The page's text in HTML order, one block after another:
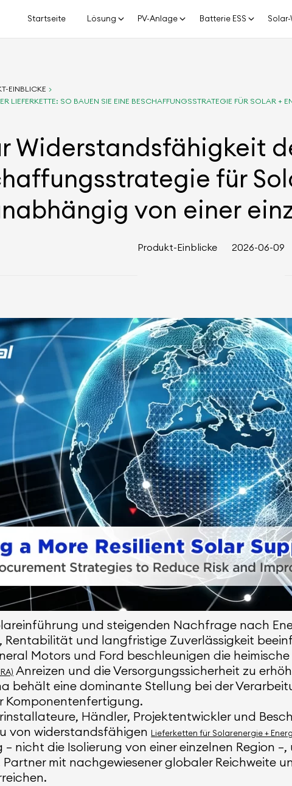
Startseite Lösung PV-Anlage Batterie ESS
EINBLICKE
LIEFERKETTE: SO BAUEN SIE EINE BESCHAFFUNGSSTRATEGIE FÜR SOLAR
Widerstandsfähigkeit
für
von einer
Produkt-Einblicke 2026-06-09
und steigenden Nachfrage nach
und langfristige Zuverlässigkeit
Motors und Ford beschleunigen die
Anreizen und die Versorgungssicherheit zu
behält eine dominante Stellung bei der
Komponentenfertigung.
Händler, Projektentwickler und
von widerstandsfähigen Lieferketten für Solarenergie +
nicht die Isolierung von einer einzelnen Region
mit nachgewiesener globaler Reichweite